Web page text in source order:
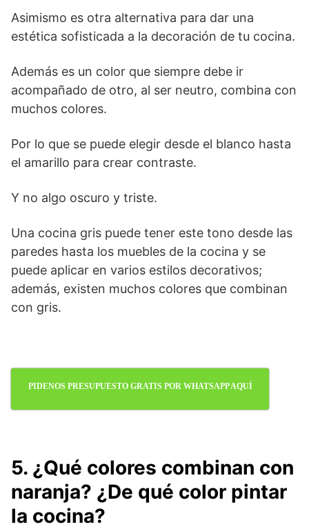
Asimismo es otra alternativa para dar una
estética sofisticada a la decoración de tu cocina.
Además es un color que siempre debe ir
acompañado de otro, al ser neutro, combina con
muchos colores.
Por lo que se puede elegir desde el blanco hasta
el amarillo para crear contraste.
Y no algo oscuro y triste.
Una cocina gris puede tener este tono desde las
paredes hasta los muebles de la cocina y se
puede aplicar en varios estilos decorativos;
además, existen muchos colores que combinan
con gris.
PIDENOS PRESUPUESTO GRATIS POR WHATSAPP AQUÍ
5. ¿Qué colores combinan con
naranja? ¿De qué color pintar
la cocina?